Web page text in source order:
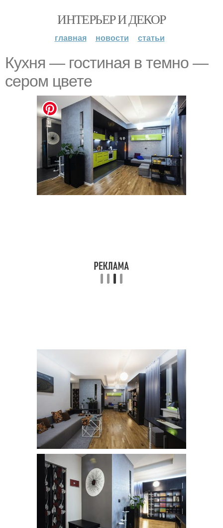
ИНТЕРЬЕР И ДЕКОР
главная новости статьи
Кухня — гостиная в темно —
сером цвете